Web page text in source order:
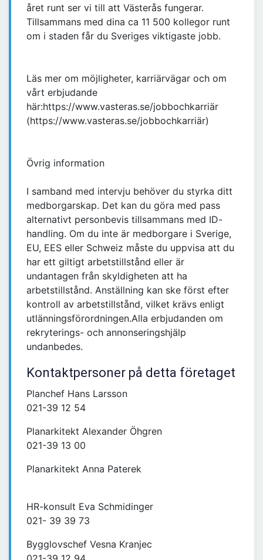
året runt ser vi till att Västerås fungerar.
Tillsammans med dina ca 11 500 kollegor runt
om i staden får du Sveriges viktigaste jobb.
Läs mer om möjligheter, karriärvägar och om
vårt erbjudande
här:https://www.vasteras.se/jobbochkarriär
(https://www.vasteras.se/jobbochkarriär)
Övrig information
I samband med intervju behöver du styrka ditt
medborgarskap. Det kan du göra med pass
alternativt personbevis tillsammans med ID-
handling. Om du inte är medborgare i Sverige,
EU, EES eller Schweiz måste du uppvisa att du
har ett giltigt arbetstillstånd eller är
undantagen från skyldigheten att ha
arbetstillstånd. Anställning kan ske först efter
kontroll av arbetstillstånd, vilket krävs enligt
utlänningsförordningen.Alla erbjudanden om
rekryterings- och annonseringshjälp
undanbedes.
Kontaktpersoner på detta företaget
Planchef Hans Larsson
021-39 12 54
Planarkitekt Alexander Öhgren
021-39 13 00
Planarkitekt Anna Paterek
HR-konsult Eva Schmidinger
021- 39 39 73
Bygglovschef Vesna Kranjec